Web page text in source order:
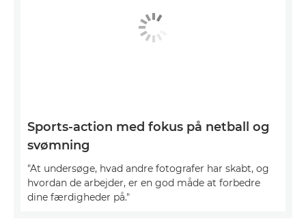
Sports-action med fokus på netball og
svømning
"At undersøge, hvad andre fotografer har skabt, og
hvordan de arbejder, er en god måde at forbedre
dine færdigheder på."